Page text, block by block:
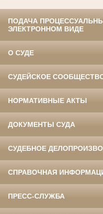
ПОДАЧА
ЭЛЕКТРОННОМ ВИДЕ
О СУДЕ
СУДЕЙСКОЕ
НОРМАТИВНЫЕ АКТЫ
ДОКУМЕНТЫ СУДА
СУДЕБНОЕ
СПРАВОЧНАЯ
ПРЕСС-СЛУЖБА